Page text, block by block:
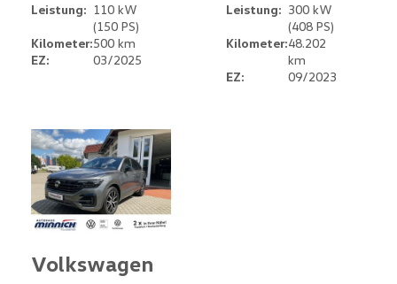
Leistung: 110 kW
(150 PS)
Kilometer:500 km
EZ:
03/2025
Leistung: 300 kW
(408 PS)
Kilometer:48.202
km
EZ:
09/2023
Volkswagen